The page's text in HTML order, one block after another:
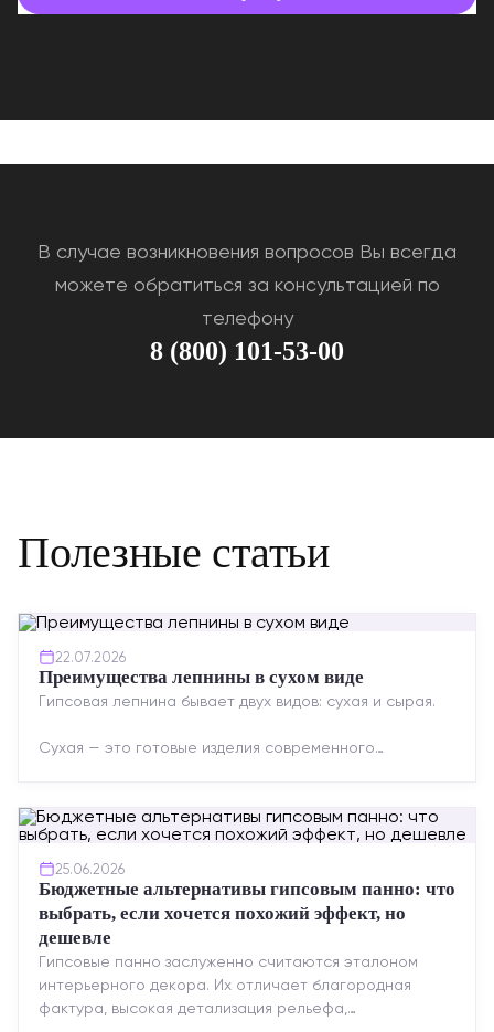
В случае возникновения вопросов Вы всегда
можете обратиться за консультацией по
телефону
8 (800) 101-53-00
Полезные статьи
22.07.2026
Преимущества лепнины в сухом виде
Гипсовая лепнина бывает двух видов: сухая и сырая.
Сухая — это готовые изделия современного
25.06.2026
Бюджетные альтернативы гипсовым панно: что
выбрать, если хочется похожий эффект, но
дешевле
Гипсовые панно заслуженно считаются эталоном
интерьерного декора. Их отличает благородная
фактура, высокая детализация рельефа,